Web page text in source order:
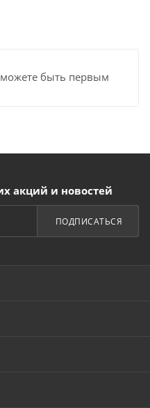
быть первым
акций и новостей
ПОДПИСАТЬСЯ